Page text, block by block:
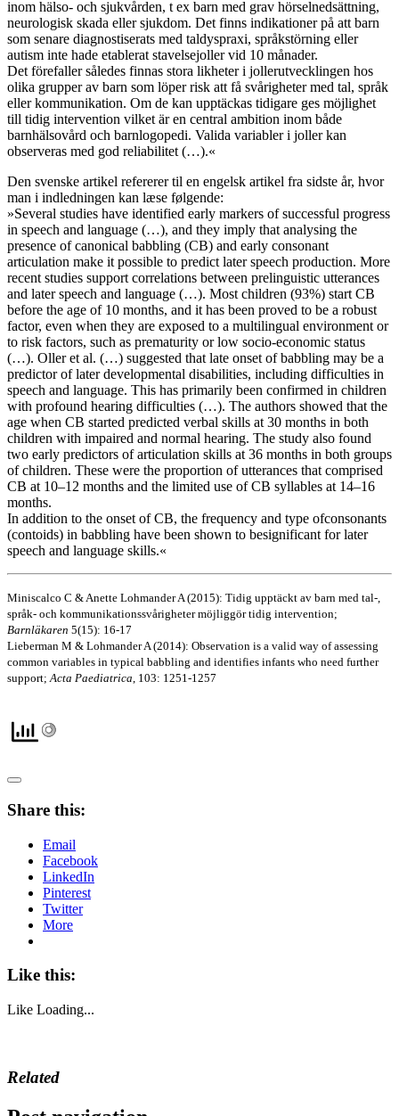
inom hälso- och sjukvården, t ex barn med grav hörselnedsättning,
neurologisk skada eller sjukdom. Det finns indikationer på att barn
som senare diagnostiserats med taldyspraxi, språkstörning eller
autism inte hade etablerat stavelsejoller vid 10 månader.
Det förefaller således finnas stora likheter i jollerutvecklingen hos
olika grupper av barn som löper risk att få svårigheter med tal, språk
eller kommunikation. Om de kan upptäckas tidigare ges möjlighet
till tidig intervention vilket är en central ambition inom både
barnhälsovård och barnlogopedi. Valida variabler i joller kan
observeras med god reliabilitet (…).«
Den svenske artikel refererer til en engelsk artikel fra sidste år, hvor
man i indledningen kan læse følgende:
»Several studies have identified early markers of successful progress
in speech and language (…), and they imply that analysing the
presence of canonical babbling (CB) and early consonant
articulation make it possible to predict later speech production. More
recent studies support correlations between prelinguistic utterances
and later speech and language (…). Most children (93%) start CB
before the age of 10 months, and it has been proved to be a robust
factor, even when they are exposed to a multilingual environment or
to risk factors, such as prematurity or low socio-economic status
(…). Oller et al. (…) suggested that late onset of babbling may be a
predictor of later developmental disabilities, including difficulties in
speech and language. This has primarily been confirmed in children
with profound hearing difficulties (…). The authors showed that the
age when CB started predicted verbal skills at 30 months in both
children with impaired and normal hearing. The study also found
two early predictors of articulation skills at 36 months in both groups
of children. These were the proportion of utterances that comprised
CB at 10–12 months and the limited use of CB syllables at 14–16
months.
In addition to the onset of CB, the frequency and type ofconsonants
(contoids) in babbling have been shown to besignificant for later
speech and language skills.«
Miniscalco C & Anette Lohmander A (2015): Tidig upptäckt av barn med tal-,
språk- och kommunikationssvårigheter möjliggör tidig intervention;
Barnläkaren 5(15): 16-17
Lieberman M & Lohmander A (2014): Observation is a valid way of assessing
common variables in typical babbling and identifies infants who need further
support;Acta Paediatrica, 103: 1251-1257
Share this:
Email
Facebook
LinkedIn
Pinterest
Twitter
More
Like this:
Like Loading...
Related